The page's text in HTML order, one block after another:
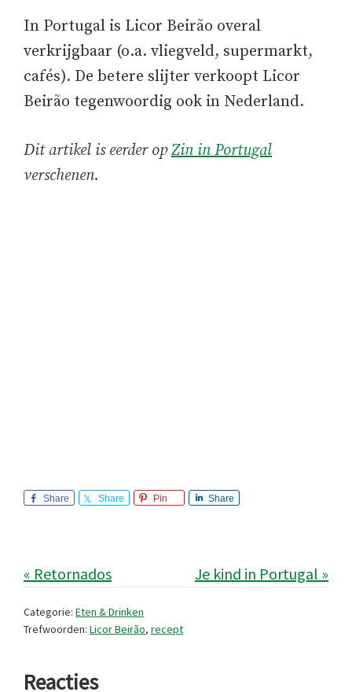
In Portugal is Licor Beirão overal
verkrijgbaar (o.a. vliegveld, supermarkt,
cafés). De betere slijter verkoopt Licor
Beirão tegenwoordig ook in Nederland.
Dit artikel is eerder opZin in Portugal
verschenen.
Share Share Pin Share
« Retornados Je kind in Portugal »
Categorie: Eten & Drinken
Trefwoorden: Licor Beirão, recept
Lees
Reacties